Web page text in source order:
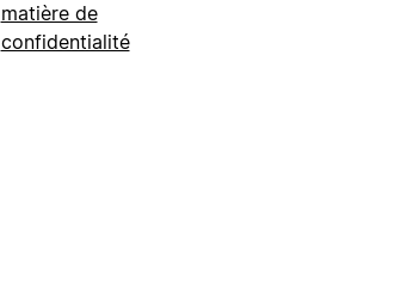
matière de
confidentialité